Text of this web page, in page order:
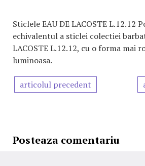
Sticlele EAU DE LACOSTE L.12.12
echivalentul a sticlei colectiei
LACOSTE L.12.12, cu o forma mai
luminoasa.
articolul precedent
Posteaza comentariu